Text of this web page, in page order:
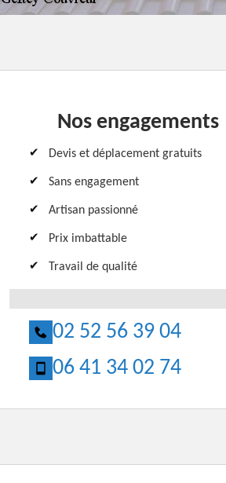
Nos engagements
Devis et déplacement gratuits
Sans engagement
Artisan passionné
Prix imbattable
Travail de qualité
02 52 56 39 04
06 41 34 02 74